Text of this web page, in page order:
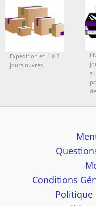
Expédition en 1 à 2
jours ouvrés
Conditions
Politique